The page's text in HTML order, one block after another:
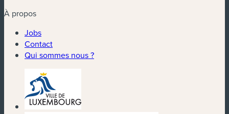
À propos
Jobs
Contact
Qui sommes nous ?